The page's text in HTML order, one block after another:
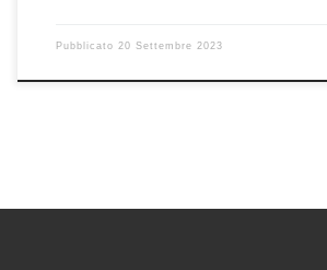
Pubblicato 20 Settembre 2023